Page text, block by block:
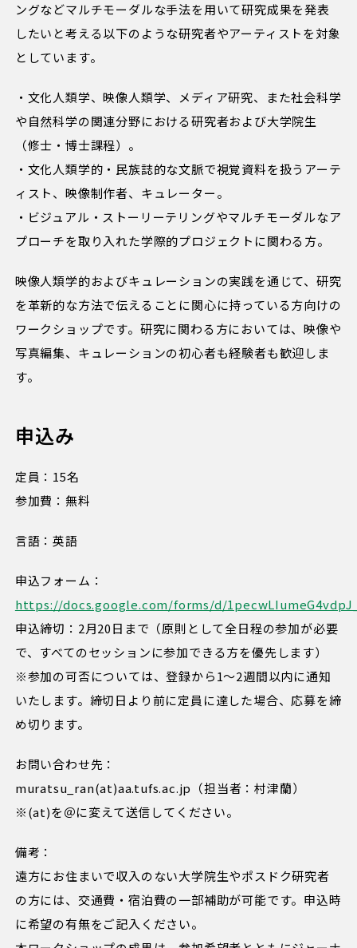
ングなどマルチモーダルな手法を用いて研究成果を発表
したいと考える以下のような研究者やアーティストを対象
としています。
・文化人類学、映像人類学、メディア研究、また社会科学
や自然科学の関連分野における研究者および大学院生
（修士・博士課程）。
・文化人類学的・民族誌的な文脈で視覚資料を扱うアーテ
ィスト、映像制作者、キュレーター。
・ビジュアル・ストーリーテリングやマルチモーダルなア
プローチを取り入れた学際的プロジェクトに関わる方。
映像人類学的およびキュレーションの実践を通じて、研究
を革新的な方法で伝えることに関心に持っている方向けの
ワークショップです。研究に関わる方においては、映像や
写真編集、キュレーションの初心者も経験者も歓迎しま
す。
申込み
定員：15名
参加費：無料
言語：英語
申込フォーム：
https://docs.google.com/forms/d/
申込締切：2月20日まで（原則として全日程の参加が必要
で、すべてのセッションに参加できる方を優先します）
※参加の可否については、登録から1～2週間以内に通知
いたします。締切日より前に定員に達した場合、応募を締
め切ります。
お問い合わせ先：
muratsu_ran(at)aa.tufs.ac.jp（担当者：村津蘭）
※(at)を＠に変えて送信してください。
備考：
遠方にお住まいで収入のない大学院生やポスドク研究者
の方には、交通費・宿泊費の一部補助が可能です。申込時
に希望の有無をご記入ください。